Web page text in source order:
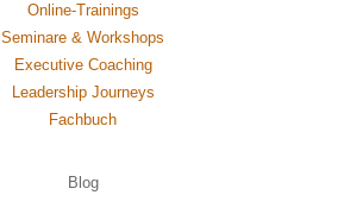
Online-Trainings
Seminare & Workshops
Executive Coaching
Leadership Journeys
Fachbuch
Blog